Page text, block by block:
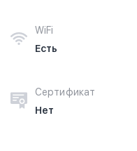
WiFi
Есть
Сертификат
Нет